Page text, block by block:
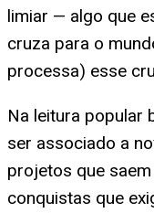
limiar — algo que
cruza para o
processa) esse
Na leitura popular
ser associado a
projetos que
conquistas que